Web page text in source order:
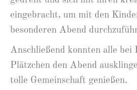
eingebracht, um mit den
besonderen Abend
Anschließend konnten alle bei
Plätzchen den Abend
tolle Gemeinschaft genießen.